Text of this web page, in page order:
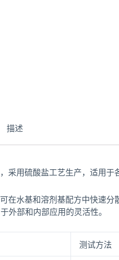
描述
采用硫酸盐工艺生产，适用于
在水基和溶剂基配方中快速分
外部和内部应用的灵活性。
测试方法